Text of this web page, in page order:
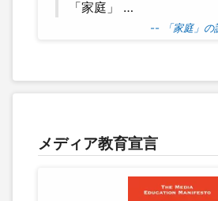
「家庭」 …
-- 「家庭」の
メディア教育宣言